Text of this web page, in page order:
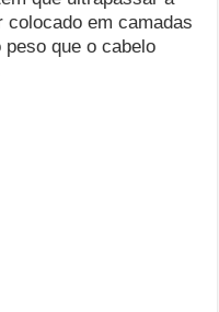
em camadas
que o cabelo